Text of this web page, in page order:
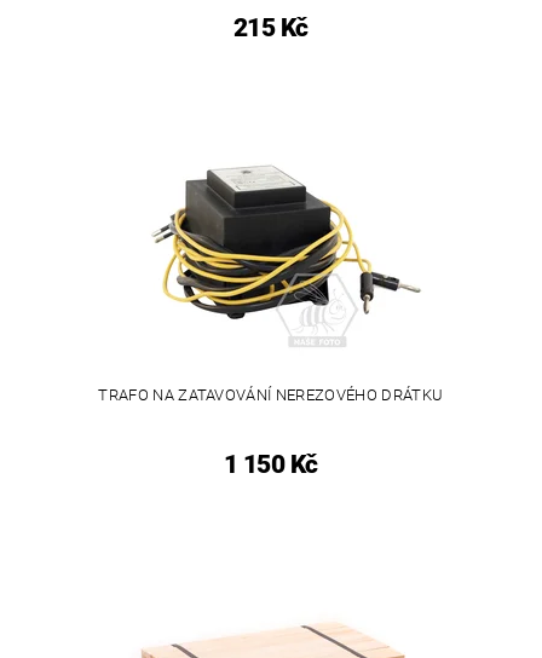
215 Kč
TRAFO NA ZATAVOVÁNÍ NEREZOVÉHO DRÁTKU
1 150 Kč